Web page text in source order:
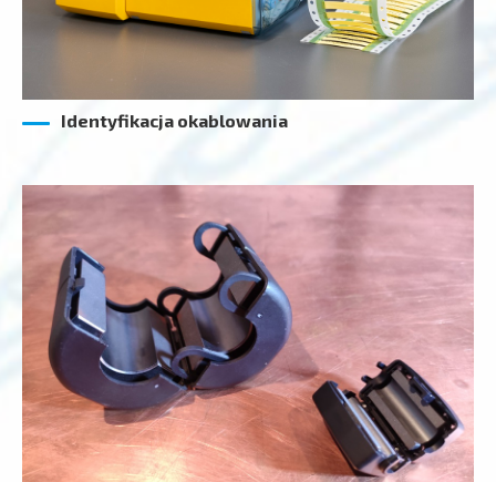
Identyfikacja okablowania